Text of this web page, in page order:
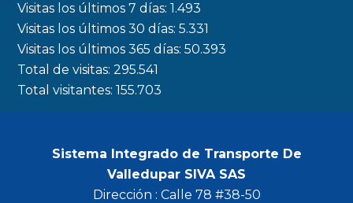
o
k
a
m
r
Visitas los últimos 7 días:1.493
Visitas los últimos 30 días:5.331
Visitas los últimos 365 días:50.393
Total de visitas:295.541
Total visitantes:155.703
Sistema Integrado de Transporte De
Valledupar SIVA SAS
Dirección : Calle 78 #38-50